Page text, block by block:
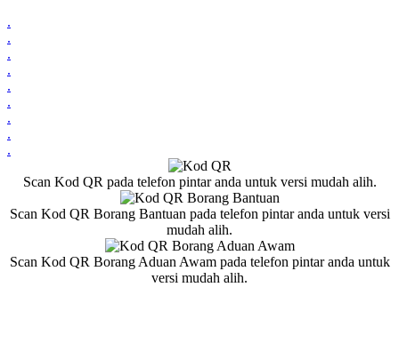
.
.
.
.
.
.
.
.
.
Scan Kod QR pada telefon pintar anda untuk versi mudah alih.
Scan Kod QR Borang Bantuan pada telefon pintar anda untuk versi
mudah alih.
Scan Kod QR Borang Aduan Awam pada telefon pintar anda untuk
versi mudah alih.